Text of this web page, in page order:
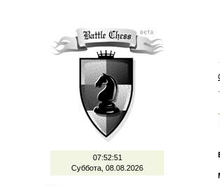
07:52:52
Суббота, 08.08.2026